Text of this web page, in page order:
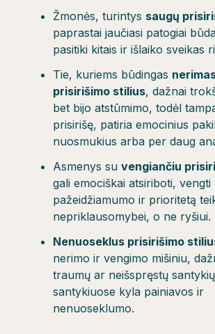
Žmonės, turintys saugų
paprastai jaučiasi patogiai
pasitiki kitais ir išlaiko sveikas
Tie, kuriems būdingas
prisirišimo stilius, dažnai
bet bijo atstūmimo, todėl
prisirišę, patiria emocinius
nuosmukius arba per daug
Asmenys su vengiančiu
gali emociškai atsiriboti, vengti
pažeidžiamumo ir prioritetą
nepriklausomybei, o ne ryšiui.
Nenuoseklus prisirišimo
nerimo ir vengimo mišiniu,
traumų ar neišspręstų
santykiuose kyla painiavos ir
nenuoseklumo.